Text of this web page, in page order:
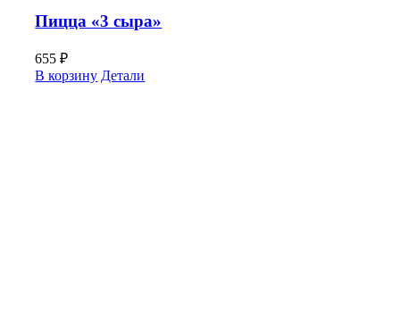
Пицца «3 сыра»
655₽
В корзину Детали